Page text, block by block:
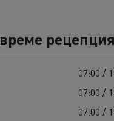
рецепция
07:00 /
07:00 /
07:00 /